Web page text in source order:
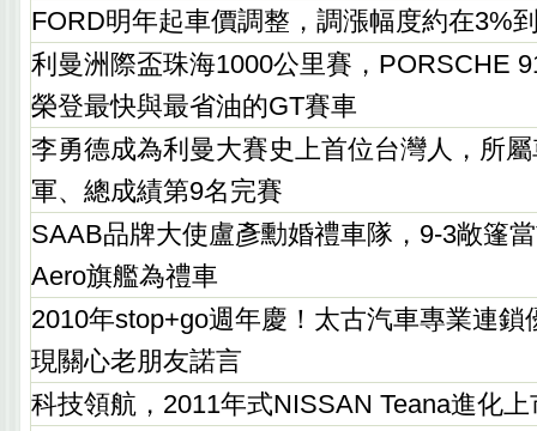
FORD明年起車價調整，調漲幅度約在3%
利曼洲際盃珠海1000公里賽，PORSCHE
榮登最快與最省油的GT賽車
李勇德成為利曼大賽史上首位台灣人，所
軍、總成績第9名完賽
SAAB品牌大使盧彥勳婚禮車隊，9-3敞篷
Aero旗艦為禮車
2010年stop+go週年慶！太古汽車專業連鎖
現關心老朋友諾言
科技領航，2011年式NISSAN Teana進化